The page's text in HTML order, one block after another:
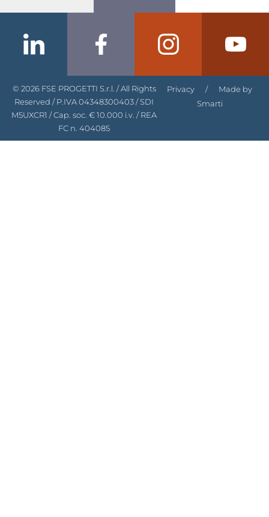
© 2026 FSE PROGETTI S.r.l. / All Rights
Reserved / P.IVA 04348300403 / SDI
M5UXCR1 / Cap. soc. € 10.000 i.v. / REA
FC n. 404085
Privacy / Made by
Smarti